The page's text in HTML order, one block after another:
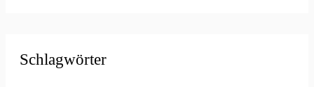
Schlagwörter